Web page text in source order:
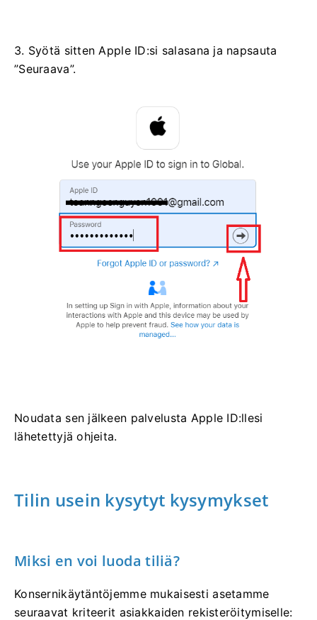
3. Syötä sitten Apple ID:si salasana ja napsauta
”Seuraava”.
Noudata sen jälkeen palvelusta Apple ID:llesi
lähetettyjä ohjeita.
Tilin usein kysytyt kysymykset
Miksi en voi luoda tiliä?
Konsernikäytäntöjemme mukaisesti asetamme
seuraavat kriteerit asiakkaiden rekisteröitymiselle: